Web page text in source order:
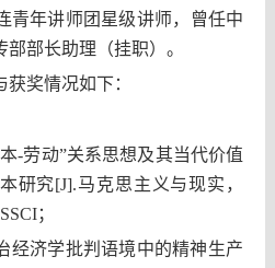
青年讲师团星级讲师，曾任中
部长助理（挂职）。
奖情况如下：
-劳动”关系思想及其当代价值
究[J].马克思主义与现实，
；
经济学批判语境中的精神生产